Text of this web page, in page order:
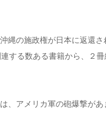
縄の施政権が日本に返還さ
する数ある書籍から、２冊
、アメリカ軍の砲爆撃があ